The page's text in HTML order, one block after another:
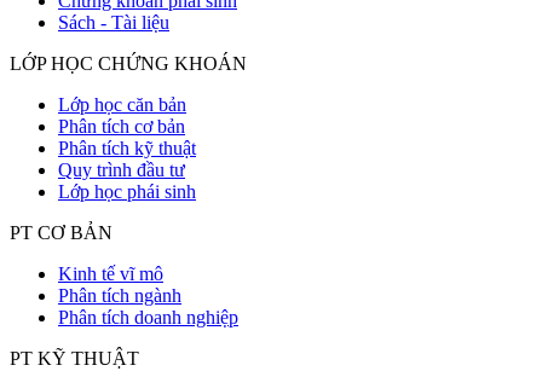
Sách - Tài liệu
LỚP HỌC CHỨNG KHOÁN
Lớp học căn bản
Phân tích cơ bản
Phân tích kỹ thuật
Quy trình đầu tư
Lớp học phái sinh
PT CƠ BẢN
Kinh tế vĩ mô
Phân tích ngành
Phân tích doanh nghiệp
PT KỸ THUẬT